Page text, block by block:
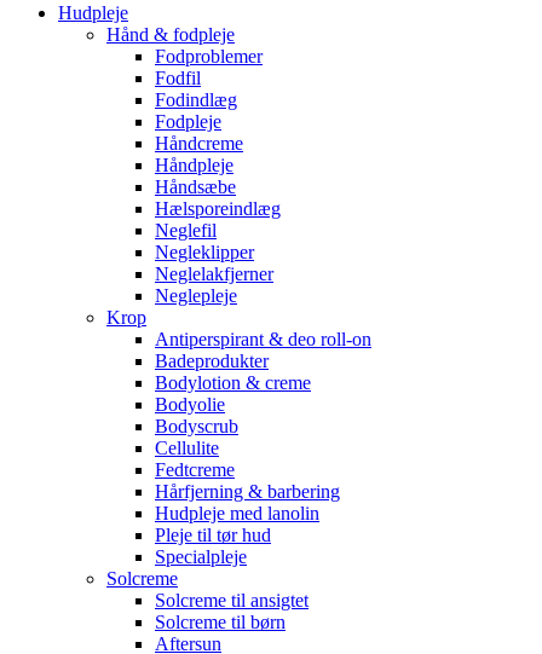
Hudpleje
Hånd & fodpleje
Fodproblemer
Fodfil
Fodindlæg
Fodpleje
Håndcreme
Håndpleje
Håndsæbe
Hælsporeindlæg
Neglefil
Negleklipper
Neglelakfjerner
Neglepleje
Krop
Antiperspirant & deo roll-on
Badeprodukter
Bodylotion & creme
Bodyolie
Bodyscrub
Cellulite
Fedtcreme
Hårfjerning & barbering
Hudpleje med lanolin
Pleje til tør hud
Specialpleje
Solcreme
Solcreme til ansigtet
Solcreme til børn
Aftersun